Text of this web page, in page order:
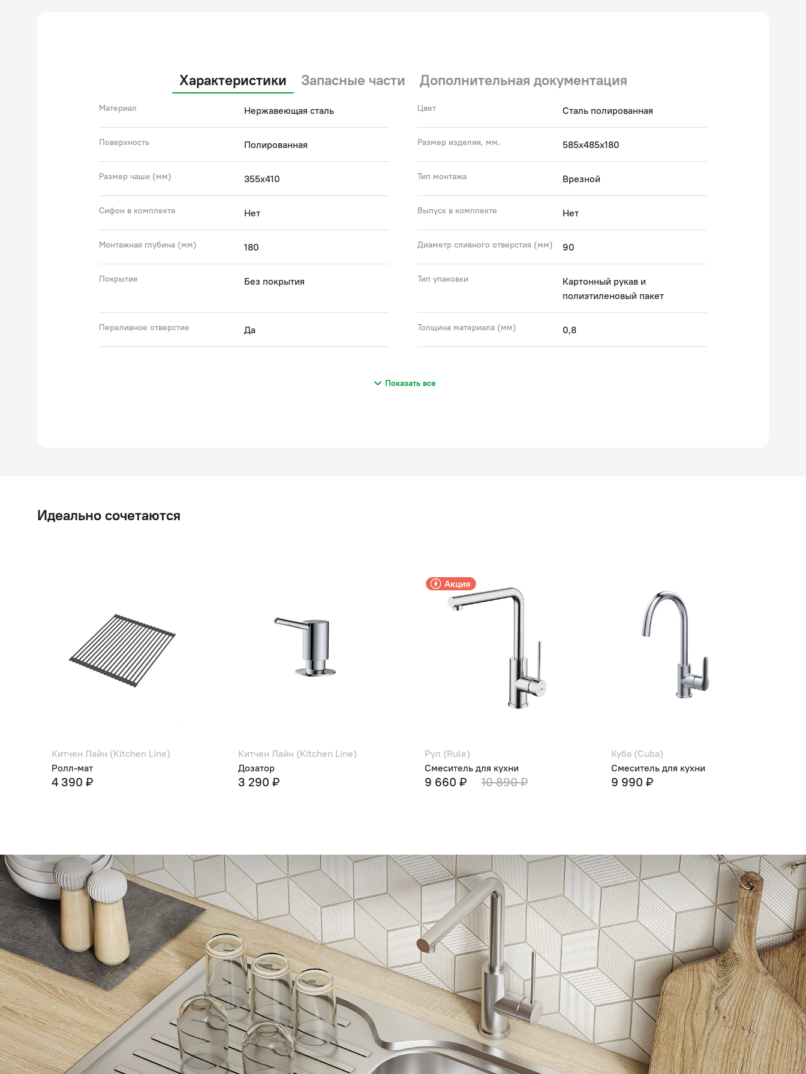
Характеристики Запасные части Дополнительная документация
Материал Нержавеющая сталь Цвет Сталь полированная
Поверхность Полированная Размер изделия, мм. 585х485х180
Размер чаши (мм) 355х410 Тип монтажа Врезной
Сифон в комплекте Нет Выпуск в комплекте Нет
Монтажная глубина (мм) 180 Диаметр сливного отверстия (мм) 90
Покрытие Без покрытия Тип упаковки
Картонный рукав и
полиэтиленовый пакет
Переливное отверстие Да Толщина материала (мм) 0,8
Показать все
Идеально сочетаются
Китчен Лайн (Kitchen Line)
Ролл-мат
4 390 ₽
Китчен Лайн (Kitchen Line)
Дозатор
3 290 ₽
Рул (Rule)
Смеситель для кухни
9 660 ₽ 10 890 ₽
Куба (Cuba)
Смеситель для кухни
9 990 ₽